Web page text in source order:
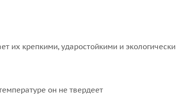
их крепкими, ударостойкими и экологически
он не твердеет